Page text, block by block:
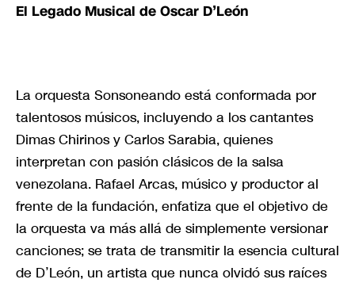
El Legado Musical de Oscar D’León
La orquesta Sonsoneando está conformada por
talentosos músicos, incluyendo a los cantantes
Dimas Chirinos y Carlos Sarabia, quienes
interpretan con pasión clásicos de la salsa
venezolana. Rafael Arcas, músico y productor al
frente de la fundación, enfatiza que el objetivo de
la orquesta va más allá de simplemente versionar
canciones; se trata de transmitir la esencia cultural
de D’León, un artista que nunca olvidó sus raíces